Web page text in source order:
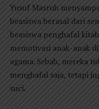
Yusuf Masruh
beasiswa berasal dari
beasiswa penghafal
memotivasi anak-anak
agama. Sebab, mereka
menghafal saja, tetapi
suci.